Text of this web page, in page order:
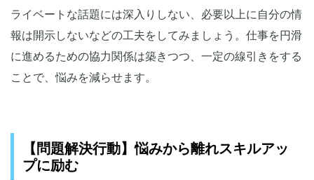
ライベートな話題には深入りしない、必要以上に自分の情
報は開示しないなどの工夫をしてみましょう。仕事を円滑
に進めるための協力関係は築きつつ、一定の線引きをする
ことで、悩みを減らせます。
【問題解決行動】悩みから離れスキルアッ
プに励む